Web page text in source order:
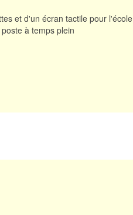
et d'un écran tactile pour l'école
à temps plein